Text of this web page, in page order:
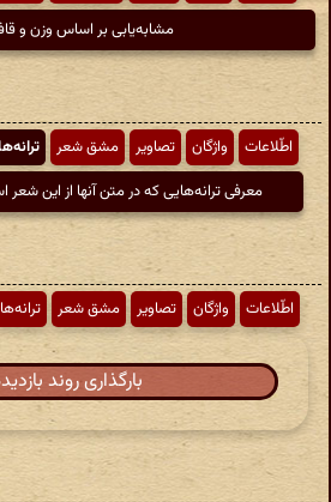
مشابه‌یابی بر اساس وزن و
اطّلاعات واژگان تصاویر مشق شعر
معرفی ترانه‌هایی که در متن آنها از این
اطّلاعات واژگان تصاویر مشق شعر ترانه‌ها
بارگذاری روند